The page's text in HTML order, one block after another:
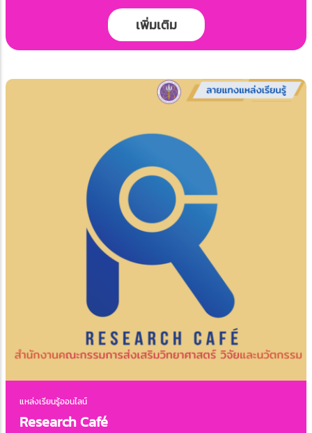
เพิ่มเติม
แหล่งเรียนรู้ออนไลน์
Research Café